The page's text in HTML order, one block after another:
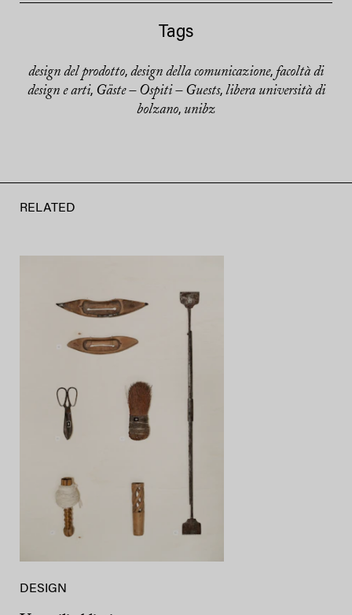
Tags
design del prodotto, design della comunicazione, facoltà di
design e arti, Gäste – Ospiti – Guests, libera università di
bolzano, unibz
RELATED
DESIGN